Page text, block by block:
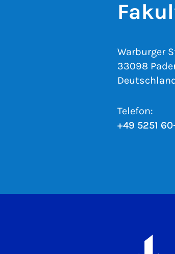
Warburger
33098
Telefon:
+49 5251